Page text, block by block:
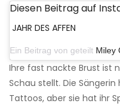
Diesen Beitrag auf
JAHR DES AFFEN
Ein Beitrag von geteilt Miley
Ihre fast nackte Brust ist
Schau stellt. Die
Tattoos, aber sie hat ihr